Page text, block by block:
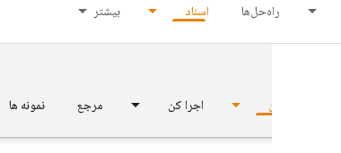
راه‌حل‌ها اسناد بیشتر
ساختن اجرا کن مرجع نمونه ها